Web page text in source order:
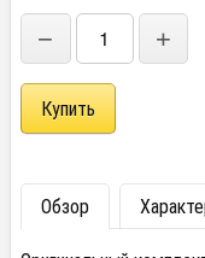
− +
Обзор